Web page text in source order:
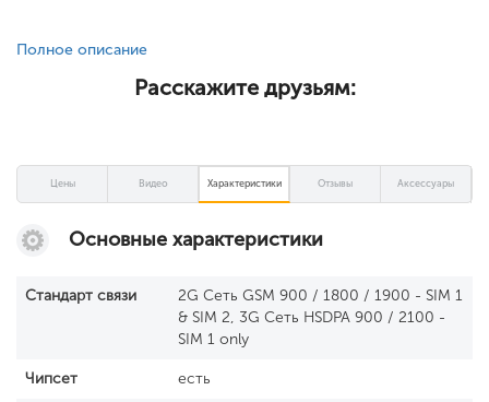
Полное описание
Расскажите друзьям:
Цены Видео Характеристики Отзывы Аксессуары
Основные характеристики
Стандарт связи
2G Сеть GSM 900 / 1800 / 1900 - SIM 1
& SIM 2, 3G Сеть HSDPA 900 / 2100 -
SIM 1 only
Чипсет есть